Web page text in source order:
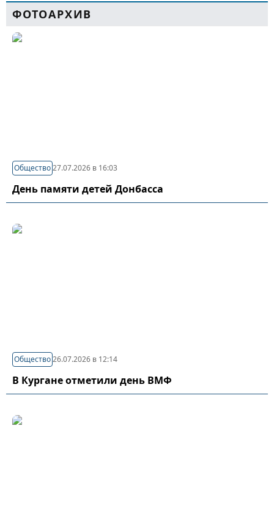
ФОТОАРХИВ
Общество27.07.2026 в 16:03
День памяти детей Донбасса
Общество26.07.2026 в 12:14
В Кургане отметили день ВМФ